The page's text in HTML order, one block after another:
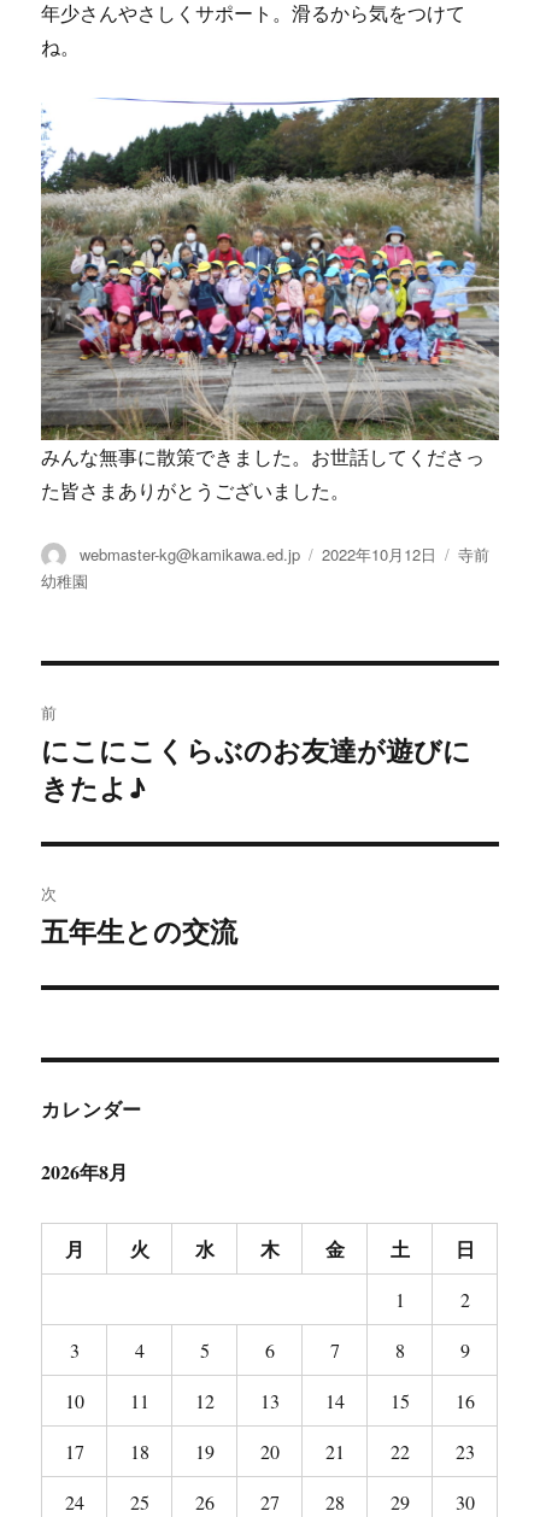
年少さんやさしくサポート。滑るから気をつけて
ね。
みんな無事に散策できました。お世話してくださっ
た皆さまありがとうございました。
投
稿
webmaster-kg@kamikawa.ed.jp
投
2022年10月12日
カ
寺前
幼稚園
稿
ナ
ビ
ゲ
ー
シ
ン
前
前
の
稿:
にこにこくらぶのお友達が遊びに
きたよ♪
次
次
投
五年生との交流
カレンダー
2026年8月
月 火 水 木 金 土 日
1
2
3
4 5 6 7 8
9
10
11 12 13 14 15
16
17
18 19 20 21 22
23
24
25 26 27 28 29
30